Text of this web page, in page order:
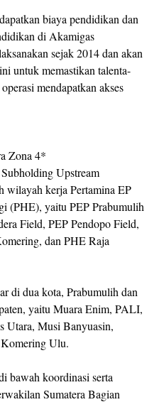
biaya pendidikan dan
di Akamigas
sejak 2014 dan akan
untuk memastikan talenta-
mendapatkan akses
Zona 4*
Upstream
wilayah kerja Pertamina EP
(PHE), yaitu PEP Prabumulih
Field, PEP Pendopo Field,
dan PHE Raja
di dua kota, Prabumulih dan
yaitu Muara Enim, PALI,
Utara, Musi Banyuasin,
Ulu.
bawah koordinasi serta
Sumatera Bagian